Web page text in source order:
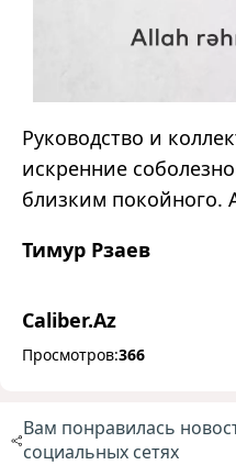
Руководство и
искренние
близким покойного.
Тимур Рзаев
Caliber.Az
Просмотров:366
Вам понравилась
социальных сетях